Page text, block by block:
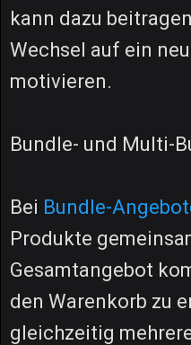
kann dazu
Wechsel auf ein
motivieren.
Bundle- und Multi-
Bei Bundle-
Produkte
Gesamtangebot
den Warenkorb zu
gleichzeitig